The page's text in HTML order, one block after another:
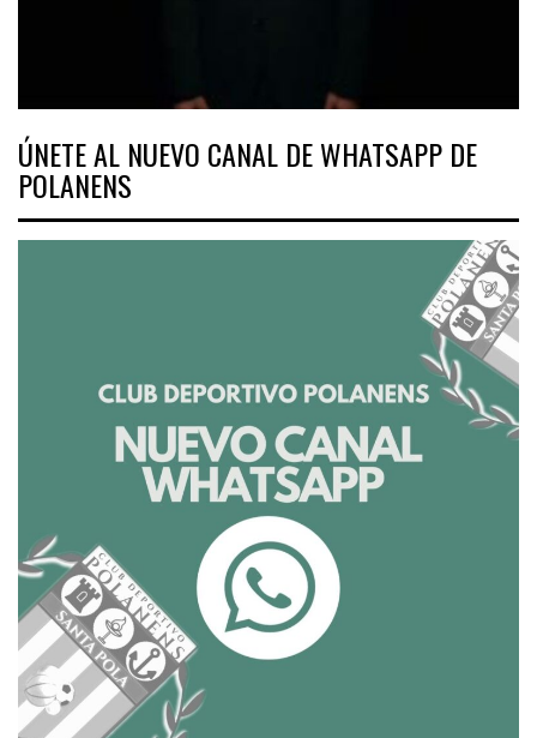
ÚNETE AL NUEVO CANAL DE WHATSAPP DE
POLANENS